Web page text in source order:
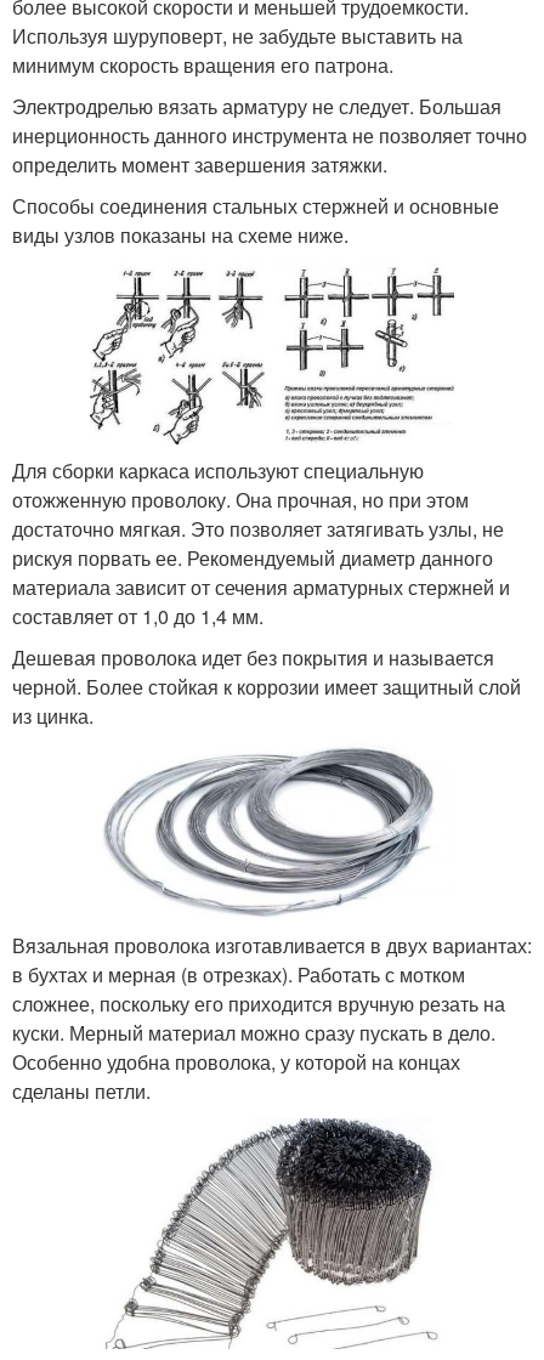
более высокой скорости и меньшей трудоемкости.
Используя шуруповерт, не забудьте выставить на
минимум скорость вращения его патрона.
Электродрелью вязать арматуру не следует. Большая
инерционность данного инструмента не позволяет точно
определить момент завершения затяжки.
Способы соединения стальных стержней и основные
виды узлов показаны на схеме ниже.
Для сборки каркаса используют специальную
отожженную проволоку. Она прочная, но при этом
достаточно мягкая. Это позволяет затягивать узлы, не
рискуя порвать ее. Рекомендуемый диаметр данного
материала зависит от сечения арматурных стержней и
составляет от 1,0 до 1,4 мм.
Дешевая проволока идет без покрытия и называется
черной. Более стойкая к коррозии имеет защитный слой
из цинка.
Вязальная проволока изготавливается в двух вариантах:
в бухтах и мерная (в отрезках). Работать с мотком
сложнее, поскольку его приходится вручную резать на
куски. Мерный материал можно сразу пускать в дело.
Особенно удобна проволока, у которой на концах
сделаны петли.